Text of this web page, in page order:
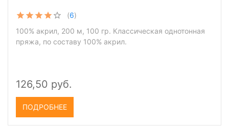
(6
100% акрил, 200 м, 100 гр. Классическая однотонная
126,50 руб.